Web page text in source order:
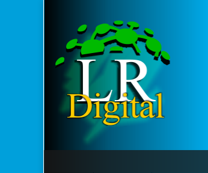
La
Región
Digital
Desde La
Criolla
informamos
a toda la
Región